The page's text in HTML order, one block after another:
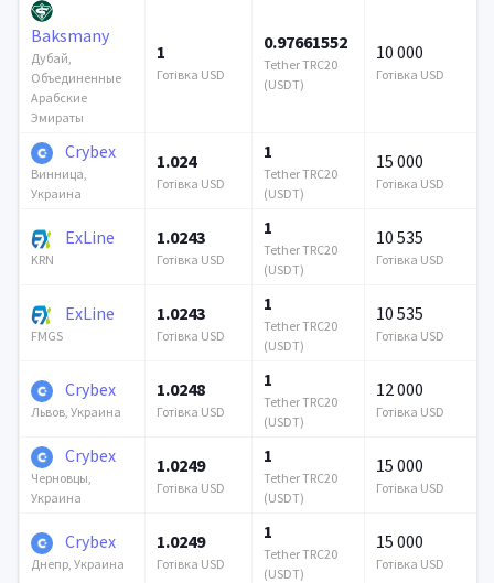
Baksmany
Дубай,
Объединенные
Арабские
Эмираты
1
Готівка USD
0.97661552
Tether TRC20
(USDT)
10 000
Готівка USD
Crybex
Винница,
Украина
1.024
Готівка USD
1
Tether TRC20
(USDT)
15 000
Готівка USD
ExLine
KRN
1.0243
Готівка USD
1
Tether TRC20
(USDT)
10 535
Готівка USD
ExLine
FMGS
1.0243
Готівка USD
1
Tether TRC20
(USDT)
10 535
Готівка USD
Crybex
Львов, Украина
1.0248
Готівка USD
1
Tether TRC20
(USDT)
12 000
Готівка USD
Crybex
Черновцы,
Украина
1.0249
Готівка USD
1
Tether TRC20
(USDT)
15 000
Готівка USD
Crybex
Днепр, Украина
1.0249
Готівка USD
1
Tether TRC20
(USDT)
15 000
Готівка USD